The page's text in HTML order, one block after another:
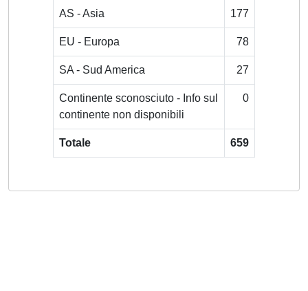
AS - Asia 177
EU - Europa 78
SA - Sud America 27
Continente sconosciuto - Info sul
continente non disponibili
0
Totale 659